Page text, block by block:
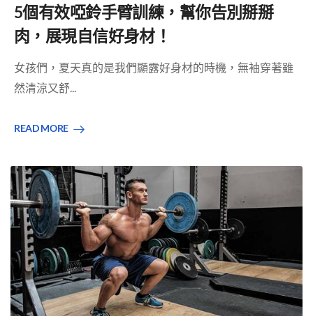
5個有效啞鈴手臂訓練，幫你告別掰掰
肉，展現自信好身材！
女孩們，夏天真的是我們顯露好身材的時機，無袖穿著雖
然清涼又舒...
READ MORE